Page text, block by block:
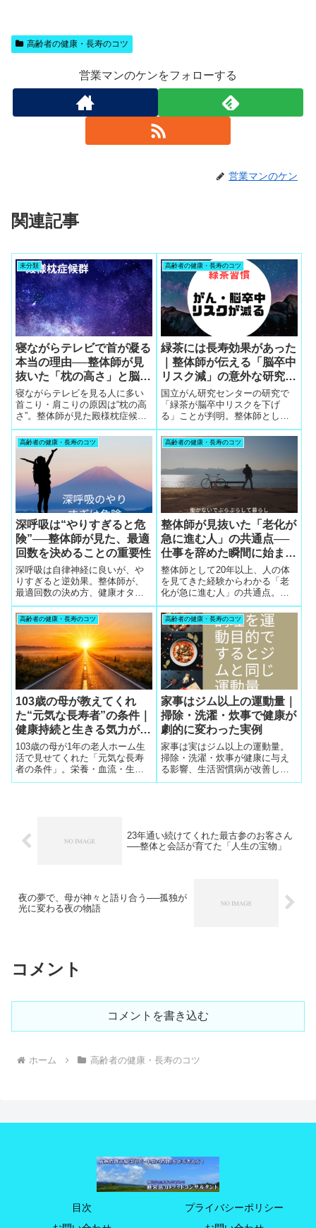
高齢者の健康・長寿のコツ
営業マンのケンをフォローする
営業マンのケン
関連記事
未分類
寝ながらテレビで首が凝る
本当の理由──整体師が見
抜いた「枕の高さ」と脳の
危険な関係
寝ながらテレビを見る人に多い
首こり・肩こりの原因は“枕の高
さ”。整体師が見た殿様枕症候
群、椎骨動脈解離のリスク、理
想の枕の選び方をわかりやすく
解説します。
高齢者の健康・長寿のコツ
緑茶には長寿効果があった
｜整体師が伝える「脳卒中
リスク減」の意外な研究結
果
国立がん研究センターの研究で
「緑茶が脳卒中リスクを下げ
る」ことが判明。整体師として
中高年のお客さんに伝えてき
た“緑茶の健康効果”を、実例とと
もにわかりやすく解説します。
高齢者の健康・長寿のコツ
深呼吸は“やりすぎると危
険”──整体師が見た、最適
回数を決めることの重要性
深呼吸は自律神経に良いが、や
りすぎると逆効果。整体師が、
最適回数の決め方、健康オタク
の落とし穴、訪問整体で見た実
例をわかりやすく解説します。
高齢者の健康・長寿のコツ
整体師が見抜いた「老化が
急に進む人」の共通点──
仕事を辞めた瞬間に始ま
る“見えない変化”とは
整体師として20年以上、人の体
を見てきた経験からわかる「老
化が急に進む人」の共通点。仕
事を辞めた直後に起きる体調不
良・しびれ・意欲低下の理由
と、健康を取り戻すための具体
的な方法を解説します。
高齢者の健康・長寿のコツ
103歳の母が教えてくれ
た“元気な長寿者”の条件｜
健康持続と生きる気力が人
を100歳超えても動かす
103歳の母が1年の老人ホーム生
活で見せてくれた「元気な長寿
者の条件」。栄養・血流・生活
習慣だけでなく、“役立つ自分で
高齢者の健康・長寿のコツ
家事はジム以上の運動量｜
掃除・洗濯・炊事で健康が
劇的に変わった実例
家事は実はジム以上の運動量。
掃除・洗濯・炊事が健康に与え
る影響、生活習慣病が改善した
実例、家事を運動に変えるコツ
23年通い続けてくれた最古参のお客さん
──整体と会話が育てた「人生の宝物」
夜の夢で、母が神々と語り合う──孤独が
光に変わる夜の物語
コメント
コメントを書き込む
ホーム 高齢者の健康・長寿のコツ
目次
プライバシーポリシー